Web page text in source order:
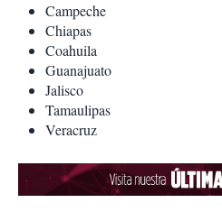
Campeche
Chiapas
Coahuila
Guanajuato
Jalisco
Tamaulipas
Veracruz